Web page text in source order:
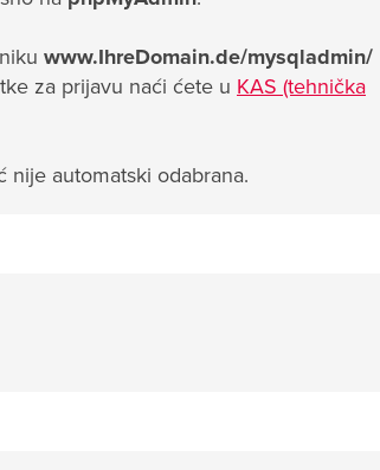
www.IhreDomain.de/mysqladmin/
za prijavu naći ćete u KAS (tehnička
automatski odabrana.